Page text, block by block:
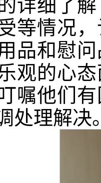
详细了
等情况
品和慰
观的心
嘱他们
处理解决